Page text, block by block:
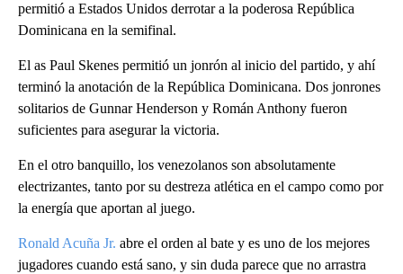
permitió a Estados Unidos derrotar a la poderosa República
Dominicana en la semifinal.
El as Paul Skenes permitió un jonrón al inicio del partido, y ahí
terminó la anotación de la República Dominicana. Dos jonrones
solitarios de Gunnar Henderson y Román Anthony fueron
suficientes para asegurar la victoria.
En el otro banquillo, los venezolanos son absolutamente
electrizantes, tanto por su destreza atlética en el campo como por
la energía que aportan al juego.
Ronald Acuña Jr. abre el orden al bate y es uno de los mejores
jugadores cuando está sano, y sin duda parece que no arrastra